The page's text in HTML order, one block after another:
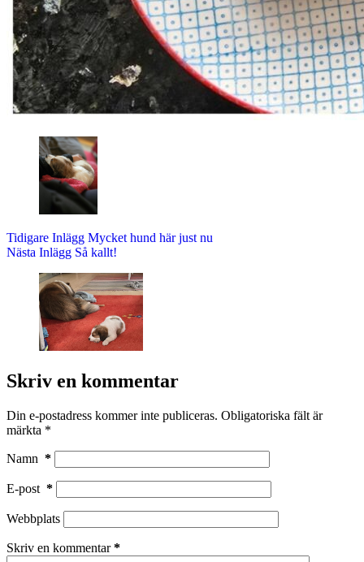
Tidigare Inlägg Mycket hund här just nu
Nästa Inlägg Så kallt!
Skriv en kommentar
Din e-postadress kommer inte publiceras. Obligatoriska fält är
märkta *
Namn *
E-post *
Webbplats
Skriv en kommentar*